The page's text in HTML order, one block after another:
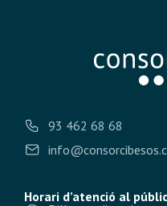
93 462 68 68
Horari d’atenció al públic